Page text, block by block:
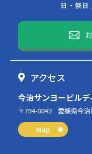
日・祭日
アクセス
今治サンヨービル
〒794-0042 愛媛県今
Map